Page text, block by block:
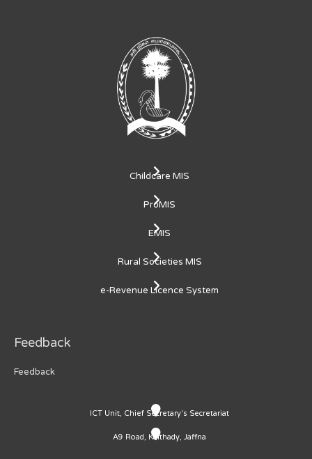
Childcare MIS
ProMIS
EMIS
Rural Societies MIS
e-Revenue Licence System
Feedback
Feedback
ICT Unit, Chief Secretary's Secretariat
A9 Road, Kaithady, Jaffna